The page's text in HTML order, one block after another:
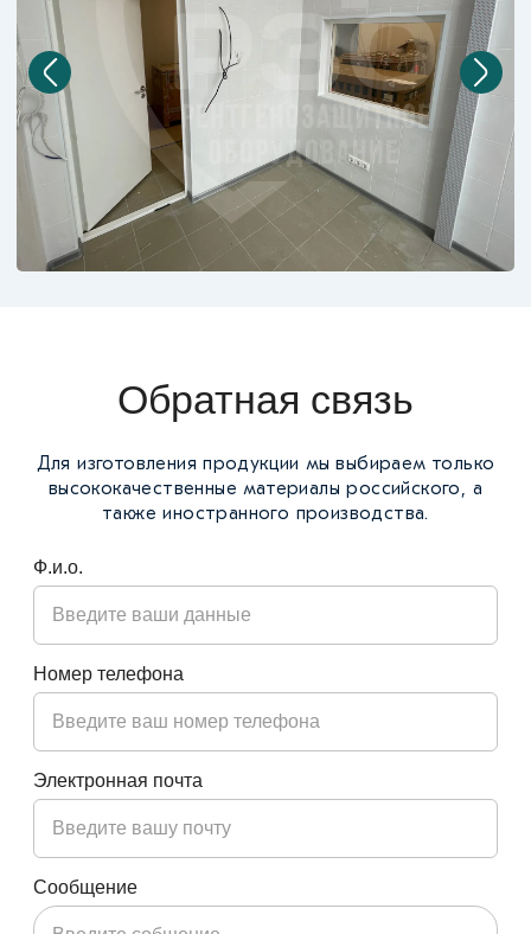
Обратная связь
Для изготовления продукции мы выбираем только
высококачественные материалы российского, а
также иностранного производства.
Ф.и.о.
Номер телефона
Электронная почта
Сообщение